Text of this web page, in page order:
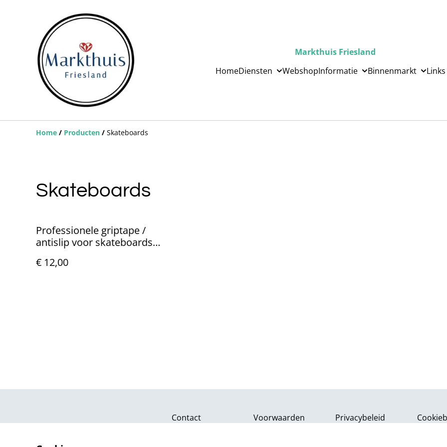
Markthuis Friesland
HomeDiensten WebshopInformatie Binnenmarkt Links
Home / Producten / Skateboards
Skateboards
Professionele griptape /
antislip voor skateboards
€ 12,00
Contact Voorwaarden Privacybeleid